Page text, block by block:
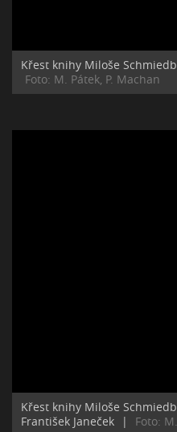
Křest knihy Miloše
Foto: M. Pátek, P. Machan
Křest knihy Miloše
František Janeček
| Foto: